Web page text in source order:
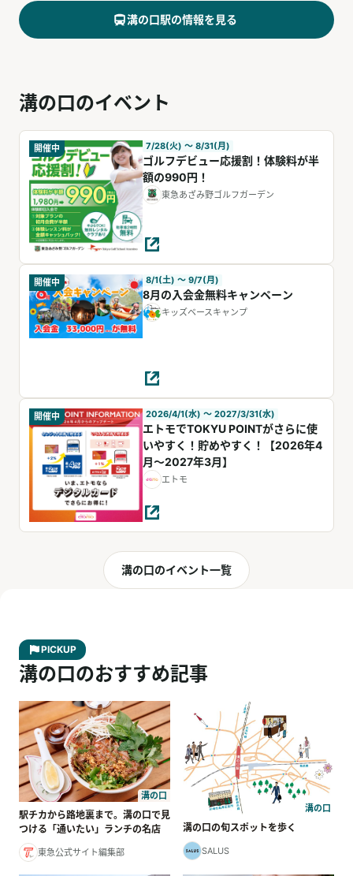
溝の口駅の情報を見る
溝の口のイベント
開催中 7/28(火) 〜 8/31(月)
ゴルフデビュー応援割！体験料が半
額の990円！
東急あざみ野ゴルフガーデン
開催中 8/1(土) 〜 9/7(月)
8月の入会金無料キャンペーン
キッズベースキャンプ
開催中 2026/4/1(水) 〜 2027/3/31(水)
エトモでTOKYU POINTがさらに使
いやすく！貯めやすく！【2026年4
月～2027年3月】
エトモ
溝の口のイベント一覧
PICKUP
溝の口のおすすめ記事
溝の口
駅チカから路地裏まで。溝の口で見
つける「通いたい」ランチの名店
東急公式サイト編集部
溝の口
溝の口の旬スポットを歩く
SALUS